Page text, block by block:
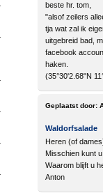
beste hr. tom,
"alsof zeilers
tja wat zal ik
uitgebreid bad,
facebook
haken.
(35°30'2.68"N
Geplaatst door:
Waldorfsalade
Heren (of
Misschien kunt
Waarom blijft u
Anton